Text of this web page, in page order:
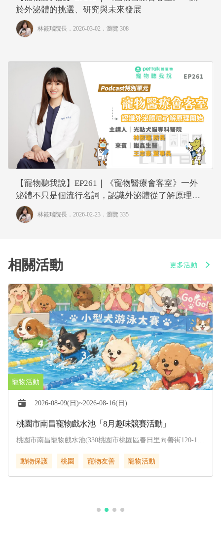
於外泌體的挑選、研究與未來發展
林筱瑞院長 ．2026-03-02． 瀏覽 308
【寵物聽我說】EP261｜《寵物醫療會客室》一外
泌體不只是個流行名詞，認識外泌體從了解原理開
始
林筱瑞院長 ．2026-02-23． 瀏覽 335
相關活動 更多活動
2026-08-09(日)~2026-08-16(日)
桃園市南昌寵物戲水池「8月趣味競賽活動」
桃園市南昌寵物戲水池(330桃園市桃園區春日里向善街120-1
動物保護
桃園 寵物友善 寵物活動